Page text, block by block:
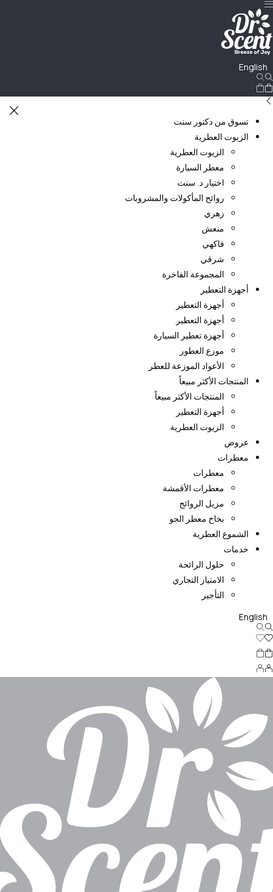
English
تسوق من دكتور سنت
الزيوت العطرية
الزيوت العطرية
معطر السيارة
اختيار د. سنت
روائح المأكولات والمشروبات
زهري
منعش
فاكهي
شرقي
المجموعة الفاخرة
أجهزة التعطير
أجهزة التعطير
أجهزة التعطير
أجهزة تعطير السيارة
موزع العطور
الأعواد الموزعة للعطر
المنتجات الأكثر مبيعاً
المنتجات الأكثر مبيعاً
أجهزة التعطير
الزيوت العطرية
عروض
معطرات
معطرات
معطرات الأقمشة
مزيل الروائح
بخاخ معطر الجو
الشموع العطرية
خدمات
حلول الرائحة
الامتياز التجاري
التأجير
English